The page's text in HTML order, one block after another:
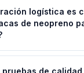
logística es
de neopreno
pruebas de